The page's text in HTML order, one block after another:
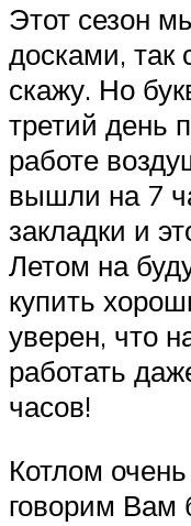
Этот сезон
досками, так
скажу. Но
третий день
работе
вышли на 7
закладки и
Летом на
купить
уверен, что
работать
часов!
Котлом
говорим Вам